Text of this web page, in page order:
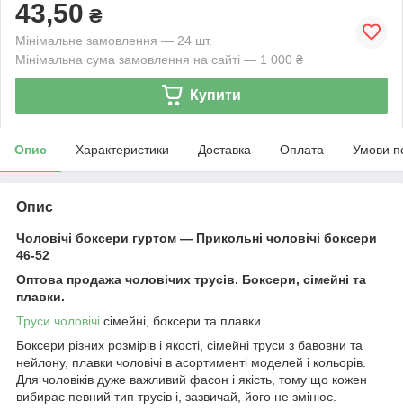
43,50 ₴
Мінімальне замовлення — 24 шт.
Мінімальна сума замовлення на сайті — 1 000 ₴
Купити
Опис Характеристики Доставка Оплата Умови
Опис
Чоловічі боксери гуртом — Прикольні чоловічі боксери
46-52
Оптова продажа чоловічих трусів. Боксери, сімейні та
плавки.
Труси чоловічі сімейні, боксери та плавки.
Боксери різних розмірів і якості, сімейні труси з бавовни та
нейлону, плавки чоловічі в асортименті моделей і кольорів.
Для чоловіків дуже важливий фасон і якість, тому що кожен
вибирає певний тип трусів і, зазвичай, його не змінює.